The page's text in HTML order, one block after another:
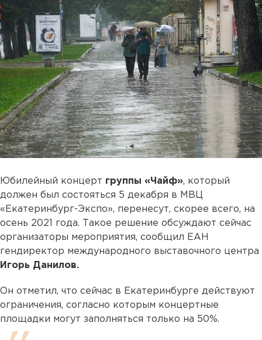
Юбилейный концерт группы «Чайф», который
должен был состояться 5 декабря в МВЦ
«Екатеринбург-Экспо», перенесут, скорее всего, на
осень 2021 года. Такое решение обсуждают сейчас
организаторы мероприятия, сообщил ЕАН
гендиректор международного выставочного центра
Игорь Данилов.
Он отметил, что сейчас в Екатеринбурге действуют
ограничения, согласно которым концертные
площадки могут заполняться только на 50%.